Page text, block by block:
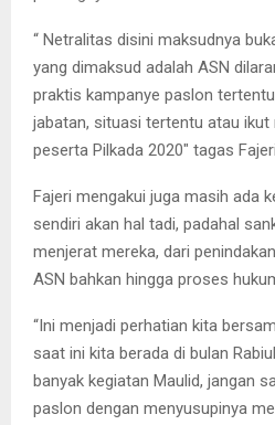
“ Netralitas disini maksudnya
yang dimaksud adalah ASN
praktis kampanye paslon
jabatan, situasi tertentu atau
peserta Pilkada 2020″ tagas Fajeri.
Fajeri mengakui juga masih ada
sendiri akan hal tadi, padahal
menjerat mereka, dari
ASN bahkan hingga proses
“Ini menjadi perhatian kita
saat ini kita berada di bulan
banyak kegiatan Maulid, jangan
paslon dengan menyusupinya